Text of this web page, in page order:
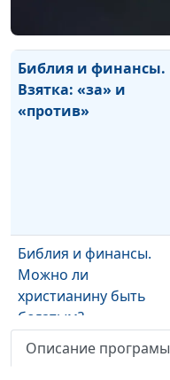
Библия и финансы.
Взятка: «за» и
«против»
Библия и финансы.
Можно ли
христианину быть
богатым?
Описание програмы